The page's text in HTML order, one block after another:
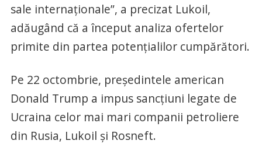
sale internaționale”, a precizat Lukoil,
adăugând că a început analiza ofertelor
primite din partea potențialilor cumpărători.
Pe 22 octombrie, președintele american
Donald Trump a impus sancțiuni legate de
Ucraina celor mai mari companii petroliere
din Rusia, Lukoil și Rosneft.